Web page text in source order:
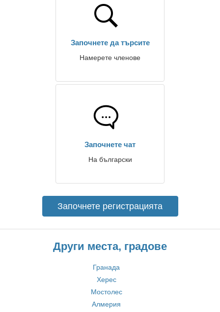
Започнете да търсите
Намерете членове
Започнете чат
На български
Започнете регистрацията
Други места, градове
Гранада
Херес
Мостолес
Алмерия